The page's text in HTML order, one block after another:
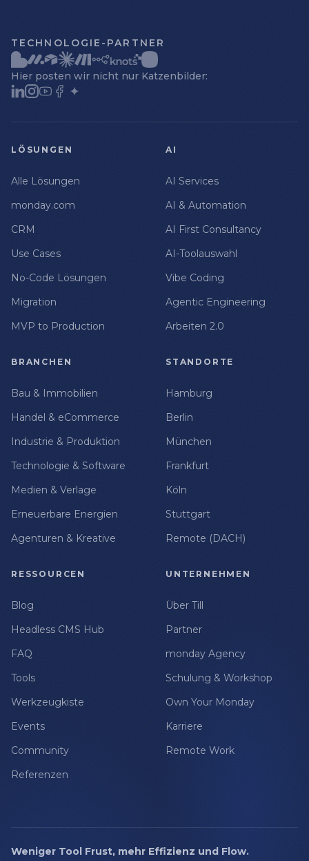
TECHNOLOGIE-PARTNER
Hier posten wir nicht nur Katzenbilder:
LÖSUNGEN
Alle Lösungen
monday.com
CRM
Use Cases
No-Code Lösungen
Migration
MVP to Production
AI
AI Services
AI & Automation
AI First Consultancy
AI-Toolauswahl
Vibe Coding
Agentic Engineering
Arbeiten 2.0
BRANCHEN
Bau & Immobilien
Handel & eCommerce
Industrie & Produktion
Technologie & Software
Medien & Verlage
Erneuerbare Energien
Agenturen & Kreative
STANDORTE
Hamburg
Berlin
München
Frankfurt
Köln
Stuttgart
Remote (DACH)
RESSOURCEN
Blog
Headless CMS Hub
FAQ
Tools
Werkzeugkiste
Events
Community
Referenzen
UNTERNEHMEN
Über Till
Partner
monday Agency
Schulung & Workshop
Own Your Monday
Karriere
Remote Work
Weniger Tool Frust, mehr Effizienz und Flow.